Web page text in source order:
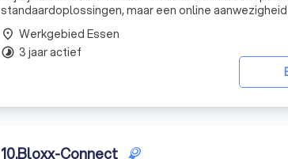
standaardoplossingen, maar een online
je nu net start of al een tijdje bezig bent: wij denken
place Werkgebied Essen
timelapse 3 jaar actief
10.Bloxx-Connect